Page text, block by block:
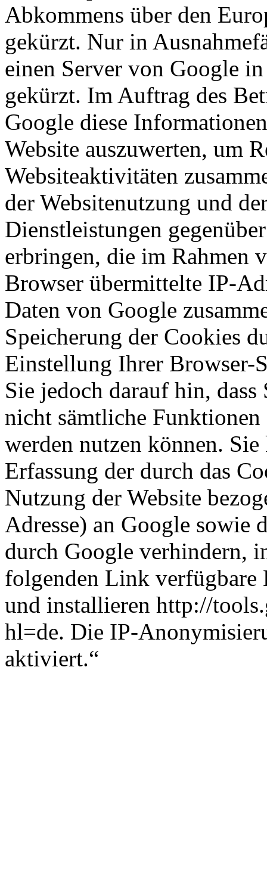
Abkommens über den
gekürzt. Nur in
einen Server von Google
gekürzt. Im Auftrag des
Google diese
Website auszuwerten, um
Websiteaktivitäten
der Websitenutzung und
Dienstleistungen
erbringen, die im Rahmen
Browser übermittelte IP-
Daten von Google
Speicherung der Cookies
Einstellung Ihrer Browser-
Sie jedoch darauf hin,
nicht sämtliche
werden nutzen können.
Erfassung der durch das
Nutzung der Website
Adresse) an Google sowie
durch Google verhindern,
folgenden Link verfügbare
und installieren http://
hl=de. Die IP-
aktiviert.“